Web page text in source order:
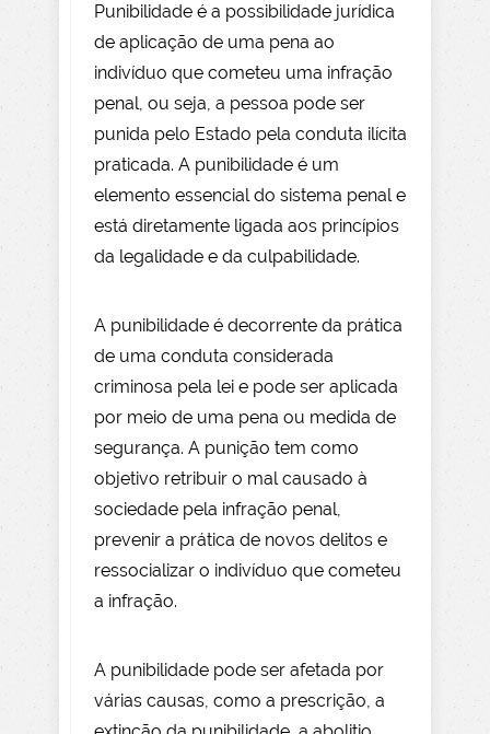
Punibilidade é a possibilidade jurídica
de aplicação de uma pena ao
indivíduo que cometeu uma infração
penal, ou seja, a pessoa pode ser
punida pelo Estado pela conduta ilícita
praticada. A punibilidade é um
elemento essencial do sistema penal e
está diretamente ligada aos princípios
da legalidade e da culpabilidade.
A punibilidade é decorrente da prática
de uma conduta considerada
criminosa pela lei e pode ser aplicada
por meio de uma pena ou medida de
segurança. A punição tem como
objetivo retribuir o mal causado à
sociedade pela infração penal,
prevenir a prática de novos delitos e
ressocializar o indivíduo que cometeu
a infração.
A punibilidade pode ser afetada por
várias causas, como a prescrição, a